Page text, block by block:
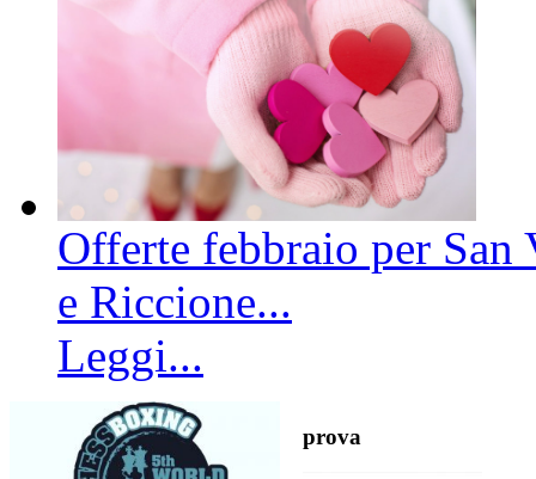
Offerte febbraio per
e Riccione...
Leggi...
prova